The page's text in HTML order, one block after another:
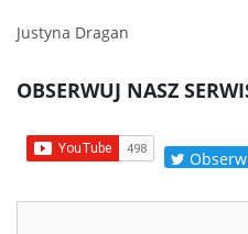
Justyna Dragan
OBSERWUJ NASZ